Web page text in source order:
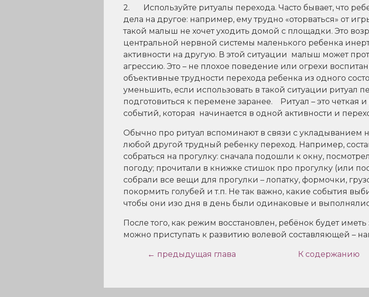
2. Используйте ритуалы перехода. Часто бывает, что
дела на другое: например, ему трудно «оторваться» от
такой малыш не хочет уходить домой с площадки. Это
центральной нервной системы маленького ребенка
активности на другую. В этой ситуации малыш может
агрессию. Это – не плохое поведение или огрехи
объективные трудности перехода ребенка из одного
уменьшить, если использовать в такой ситуации ритуал
подготовиться к перемене заранее. Ритуал – это четкая
событий, которая начинается в одной активности и
Обычно про ритуал вспоминают в связи с укладыванием
любой другой трудный ребенку переход. Например,
собраться на прогулку: сначала подошли к окну,
погоду; прочитали в книжке стишок про прогулку (или
собрали все вещи для прогулки – лопатку, формочки,
покормить голубей и т.п. Не так важно, какие события
чтобы они изо дня в день были одинаковые и
После того, как режим восстановлен, ребёнок будет
можно приступать к развитию волевой составляющей –
← предыдущая глава К содержанию